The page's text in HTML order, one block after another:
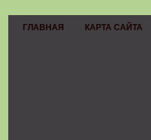
ГЛАВНАЯ КАРТА САЙТА